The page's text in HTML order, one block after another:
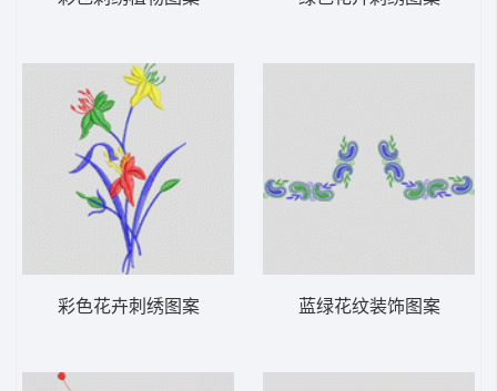
彩色花卉刺绣图案 蓝绿花纹装饰图案